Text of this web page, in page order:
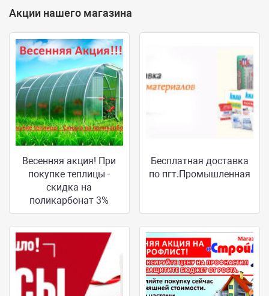
Акции нашего магазина
Весенняя акция! При
покупке теплицы -
скидка на
поликарбонат 3%
Бесплатная доставка
по пгт.Промышленная